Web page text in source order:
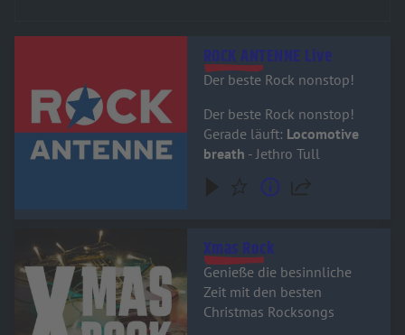
Audiotitel - ROCK ANTENNE LiveROCK ANTENNE Live
Der beste Rock nonstop!
Der beste Rock nonstop!
Gerade läuft: Locomotive
breath - Jethro Tull
Audiotitel - Xmas Rock Xmas Rock
Genieße die besinnliche
Zeit mit den besten
Christmas Rocksongs